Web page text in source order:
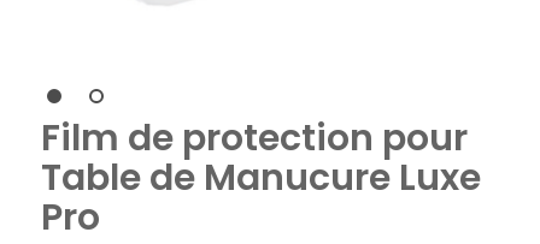
Film de protection pour
Table de Manucure Luxe
Pro